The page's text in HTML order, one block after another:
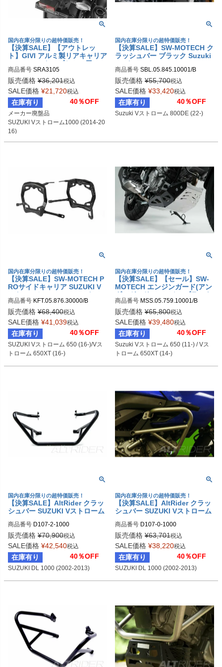
国内在庫分限りの超特価販売！
【決算SALE】【アウトレッ
ト】GIVI アルミ製リアキャリア
MONOKEYトップケース用 SU
ZUKI Vストローム1000 (2014-
2016)
商品番号 SRA3105
販売価格 ¥36,201税込
SALE価格 ¥21,720税込
在庫有り 40％OFF
メーカー廃盤品
SUZUKI Vストローム1000 (2014-20
16)
国内在庫分限りの超特価販売！
【決算SALE】SW-MOTECH ク
ラッシュバー ブラック Suzuki
Vストローム 800DE (22-) | SB
L.05.845.10001/B
商品番号 SBL.05.845.10001/B
sw_SBL_05_845_10001B
販売価格 ¥55,700税込
SALE価格 ¥33,420税込
在庫有り 40％OFF
Suzuki Vストローム 800DE (22-)
国内在庫分限りの超特価販売！
【決算SALE】SW-MOTECH P
ROサイドキャリア SUZUKI V
ストローム 650 (16-)/Vストロ
ーム 650XT (16-) | KFT.05.876.
30000/B
商品番号 KFT.05.876.30000/B
sw_KFT_05_876_30000B
販売価格 ¥68,400税込
SALE価格 ¥41,039税込
在庫有り 40％OFF
SUZUKI Vストローム 650 (16-)/Vス
トローム 650XT (16-)
国内在庫分限りの超特価販売！
【決算SALE】【セール】SW-
MOTECH エンジンガード(アン
ダーガード) シルバー/ブラック
Suzuki Vストローム 650 (11-) /
Vストローム 650XT (14-) | MS
S.05.759.10001/B
商品番号 MSS.05.759.10001/B
sw_MSS_05_759_10001B
販売価格 ¥65,800税込
SALE価格 ¥39,480税込
在庫有り 40％OFF
Suzuki Vストローム 650 (11-) / Vス
トローム 650XT (14-)
国内在庫分限りの超特価販売！
【決算SALE】AltRider クラッ
シュバー SUZUKI Vストローム
商品番号 D107-2-1000
販売価格 ¥70,900税込
SALE価格 ¥42,540税込
在庫有り 40％OFF
SUZUKI DL 1000 (2002-2013)
国内在庫分限りの超特価販売！
【決算SALE】AltRider クラッ
シュバー SUZUKI Vストローム
商品番号 D107-0-1000
販売価格 ¥63,701税込
SALE価格 ¥38,220税込
在庫有り 40％OFF
SUZUKI DL 1000 (2002-2013)